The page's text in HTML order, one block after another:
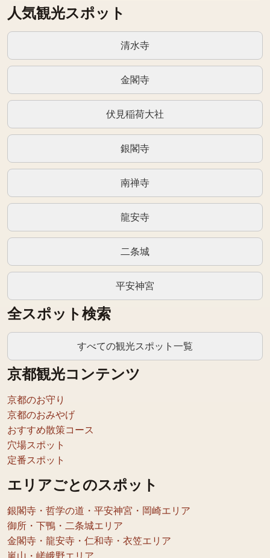
人気観光スポット
清水寺
金閣寺
伏見稲荷大社
銀閣寺
南禅寺
龍安寺
二条城
平安神宮
全スポット検索
すべての観光スポット一覧
京都観光コンテンツ
京都のお守り
京都のおみやげ
おすすめ散策コース
穴場スポット
定番スポット
エリアごとのスポット
銀閣寺・哲学の道・平安神宮・岡崎エリア
御所・下鴨・二条城エリア
金閣寺・龍安寺・仁和寺・衣笠エリア
嵐山・嵯峨野エリア